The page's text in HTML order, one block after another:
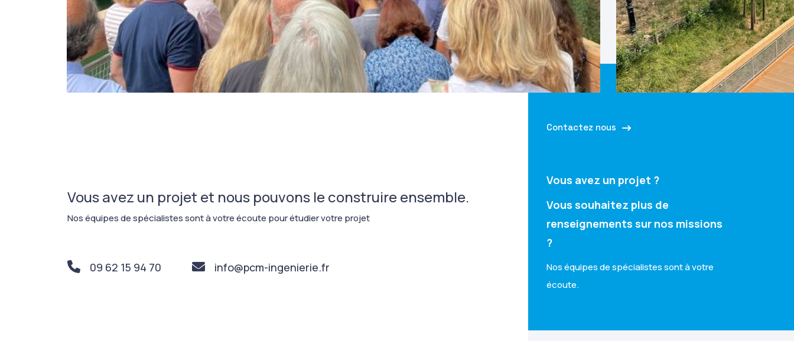
Contactez nous
Vous avez un projet ?
Vous souhaitez plus de
renseignements sur nos missions
?
Nos équipes de spécialistes sont à votre
écoute.
Vous avez un projet et nous pouvons le construire ensemble.
Nos équipes de spécialistes sont à votre écoute pour étudier votre projet
09 62 15 94 70 info@pcm-ingenierie.fr